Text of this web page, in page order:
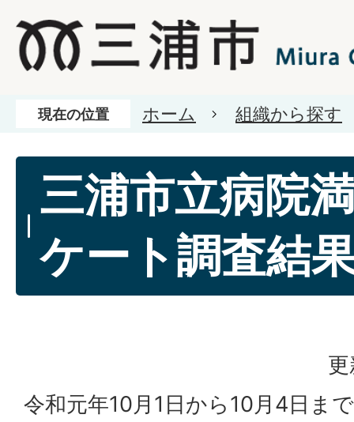
現在の位置 ホーム 組織から探す
三浦市立病院
ケート調査結
令和元年10月1日から10月4日ま